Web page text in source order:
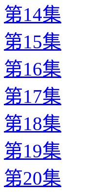
第14集
第15集
第16集
第17集
第18集
第19集
第20集